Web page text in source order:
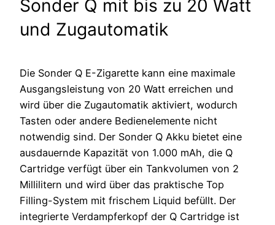
Sonder Q mit bis zu 20 Watt
und Zugautomatik
Die Sonder Q E-Zigarette kann eine maximale
Ausgangsleistung von 20 Watt erreichen und
wird über die Zugautomatik aktiviert, wodurch
Tasten oder andere Bedienelemente nicht
notwendig sind. Der Sonder Q Akku bietet eine
ausdauernde Kapazität von 1.000 mAh, die Q
Cartridge verfügt über ein Tankvolumen von 2
Millilitern und wird über das praktische Top
Filling-System mit frischem Liquid befüllt. Der
integrierte Verdampferkopf der Q Cartridge ist